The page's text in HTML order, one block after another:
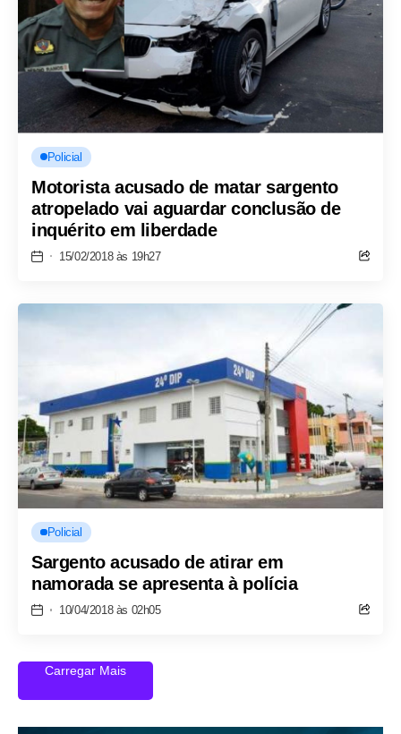
Policial
Motorista acusado de matar sargento
atropelado vai aguardar conclusão de
inquérito em liberdade
15/02/2018 às 19h27
Policial
Sargento acusado de atirar em
namorada se apresenta à polícia
10/04/2018 às 02h05
Carregar Mais